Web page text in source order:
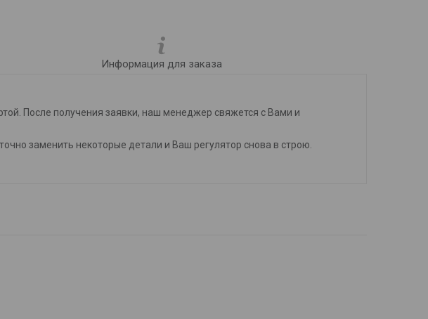
Информация для заказа
После получения заявки, наш менеджер свяжется с Вами и
заменить некоторые детали и Ваш регулятор снова в строю.